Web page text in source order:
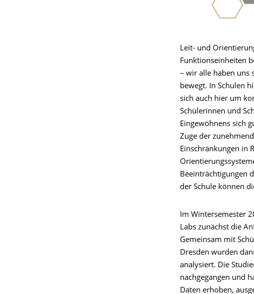
Leit- und
Funktionseinheiten
– wir alle haben uns
bewegt. In Schulen
sich auch hier um
Schülerinnen und
Eingewöhnens sich
Zuge der
Einschränkungen in
Beeinträchtigungen
der Schule können
Im Wintersemester
Labs zunächst die
Gemeinsam mit
Dresden wurden
analysiert. Die
nachgegangen und
Daten erhoben,